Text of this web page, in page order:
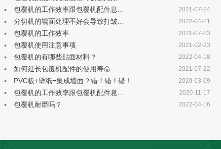
包覆机的工作效率跟包覆机配件息… 2021-07-24
分切机的辊面处理不好会导致打皱… 2022-04-21
包覆机的工作效率 2021-07-23
包覆机使用注意事项 2021-02-23
包覆机的有哪些贴面材料？ 2022-04-18
如何延长包覆机配件的使用寿命 2021-07-22
PVC板+壁纸=集成墙面？错！错！错！ 2020-03-09
包覆机的工作效率跟包覆机配件息… 2020-11-17
包覆机耐磨吗？ 2022-04-16